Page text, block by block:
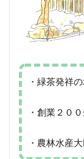
・緑茶発祥
・創業２０
・農林水産